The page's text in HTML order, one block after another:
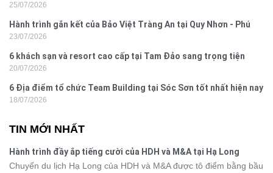
25/07/2026
Hành trình gắn kết của Bảo Việt Tràng An tại Quy Nhơn - Phú
Yên
23/07/2026
6 khách sạn và resort cao cấp tại Tam Đảo sang trọng tiện
nghi
20/07/2026
6 Địa điểm tổ chức Team Building tại Sóc Sơn tốt nhất hiện nay
18/07/2026
TIN MỚI NHẤT
Hành trình đầy ắp tiếng cười của HDH và M&A tại Hạ Long
Chuyến du lịch Hạ Long của HDH và M&A được tô điểm bằng bầu